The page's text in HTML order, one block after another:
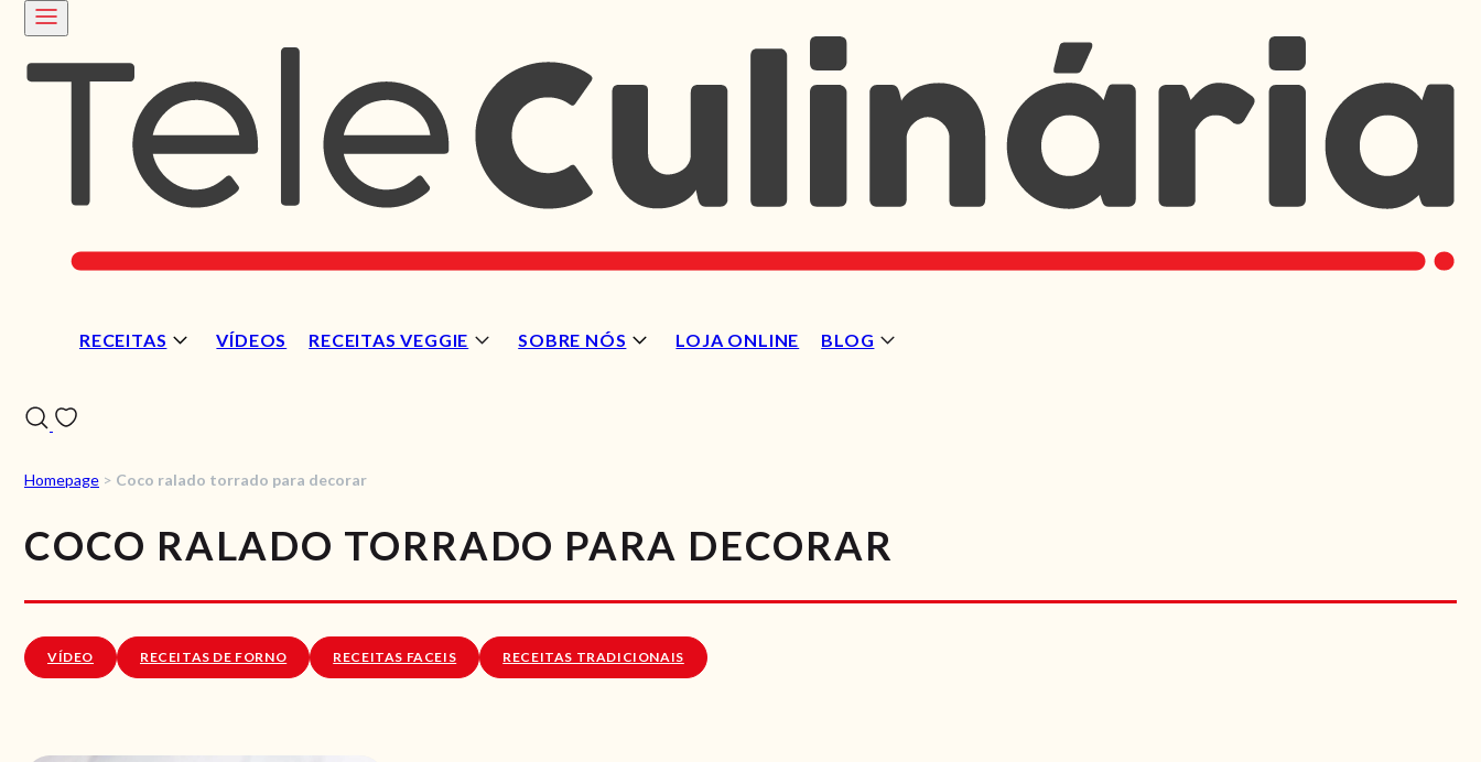
RECEITAS VÍDEOS RECEITAS VEGGIE SOBRE NÓS LOJA ONLINE BLOG
VÍDEOS
Homepage > Coco ralado torrado para decorar
COCO RALADO TORRADO PARA DECORAR
VÍDEO RECEITAS DE FORNO RECEITAS FACEIS RECEITAS TRADICIONAIS